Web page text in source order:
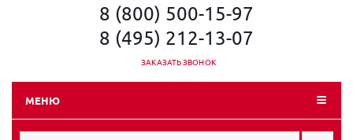
8 (800) 500-15-97
8 (495) 212-13-07
ЗАКАЗАТЬ ЗВОНОК
МЕНЮ